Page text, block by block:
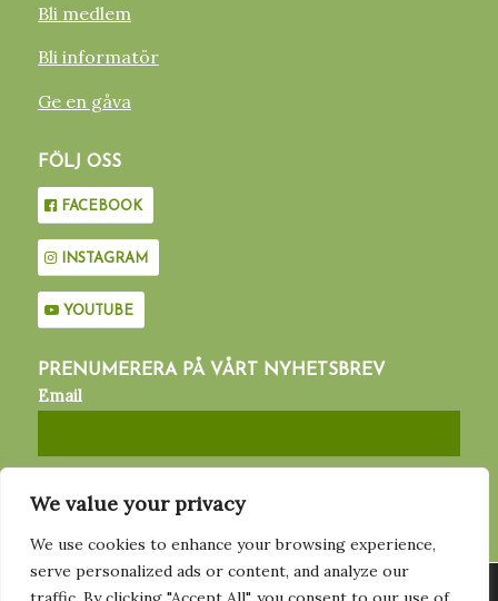
We value your privacy
We use cookies to enhance your browsing experience,
serve personalized ads or content, and analyze our
Bli medlem
Bli informatör
Ge en gåva
FÖLJ OSS
FACEBOOK
INSTAGRAM
YOUTUBE
PRENUMERERA PÅ VÅRT NYHETSBREV
Email
Vi använder cookies för att ge dig den bästa upplevelsen på vår